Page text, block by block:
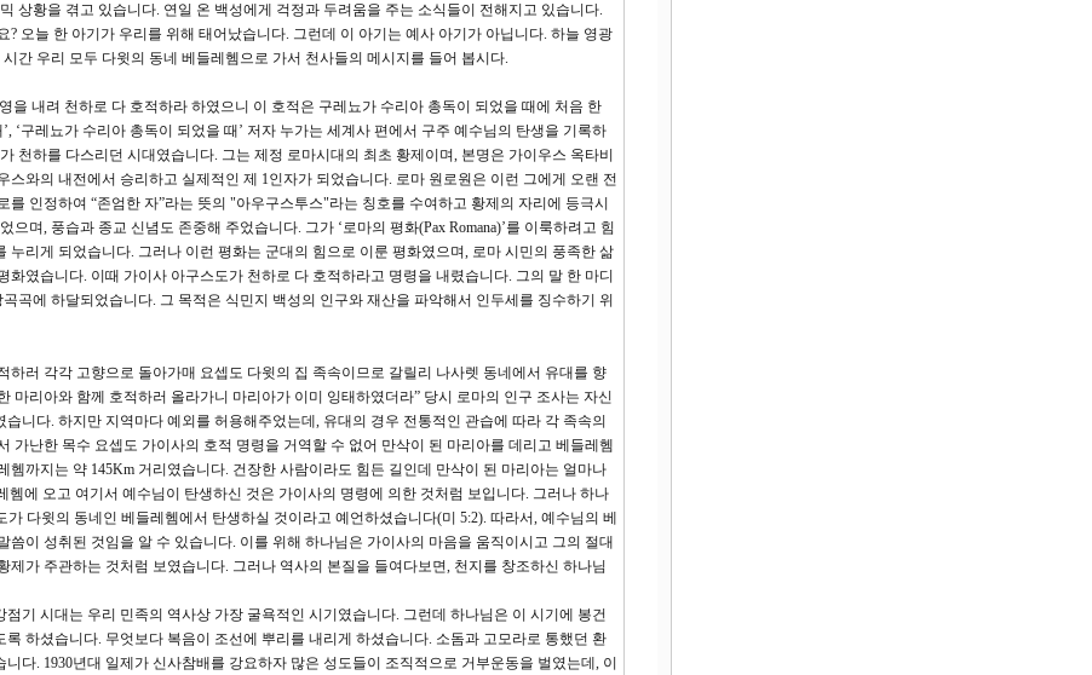
상황을 겪고 있습니다. 연일 온 백성에게 걱정과 두려움을 주는 소식들이 전해지고 있습니다.
? 오늘 한 아기가 우리를 위해 태어났습니다. 그런데 이 아기는 예사 아기가 아닙니다. 하늘 영광
간 우리 모두 다윗의 동네 베들레헴으로 가서 천사들의 메시지를 들어 봅시다.
을 내려 천하로 다 호적하라 하였으니 이 호적은 구레뇨가 수리아 총독이 되었을 때에 처음 한
‘구레뇨가 수리아 총독이 되었을 때’ 저자 누가는 세계사 편에서 구주 예수님의 탄생을 기록하
천하를 다스리던 시대였습니다. 그는 제정 로마시대의 최초 황제이며, 본명은 가이우스 옥타비
스와의 내전에서 승리하고 실제적인 제 1인자가 되었습니다. 로마 원로원은 이런 그에게 오랜 전
인정하여 “존엄한 자”라는 뜻의 "아우구스투스"라는 칭호를 수여하고 황제의 자리에 등극시
며, 풍습과 종교 신념도 존중해 주었습니다. 그가 ‘로마의 평화(Pax Romana)’를 이룩하려고 힘
누리게 되었습니다. 그러나 이런 평화는 군대의 힘으로 이룬 평화였으며, 로마 시민의 풍족한 삶
였습니다. 이때 가이사 아구스도가 천하로 다 호적하라고 명령을 내렸습니다. 그의 말 한 마디
곡에 하달되었습니다. 그 목적은 식민지 백성의 인구와 재산을 파악해서 인두세를 징수하기 위
하러 각각 고향으로 돌아가매 요셉도 다윗의 집 족속이므로 갈릴리 나사렛 동네에서 유대를 향
마리아와 함께 호적하러 올라가니 마리아가 이미 잉태하였더라” 당시 로마의 인구 조사는 자신
니다. 하지만 지역마다 예외를 허용해주었는데, 유대의 경우 전통적인 관습에 따라 각 족속의
가난한 목수 요셉도 가이사의 호적 명령을 거역할 수 없어 만삭이 된 마리아를 데리고 베들레헴
헴까지는 약 145Km 거리였습니다. 건장한 사람이라도 힘든 길인데 만삭이 된 마리아는 얼마나
헴에 오고 여기서 예수님이 탄생하신 것은 가이사의 명령에 의한 것처럼 보입니다. 그러나 하나
다윗의 동네인 베들레헴에서 탄생하실 것이라고 예언하셨습니다(미 5:2). 따라서, 예수님의 베
씀이 성취된 것임을 알 수 있습니다. 이를 위해 하나님은 가이사의 마음을 움직이시고 그의 절대
제가 주관하는 것처럼 보였습니다. 그러나 역사의 본질을 들여다보면, 천지를 창조하신 하나님
기 시대는 우리 민족의 역사상 가장 굴욕적인 시기였습니다. 그런데 하나님은 이 시기에 봉건
하셨습니다. 무엇보다 복음이 조선에 뿌리를 내리게 하셨습니다. 소돔과 고모라로 통했던 환
다. 1930년대 일제가 신사참배를 강요하자 많은 성도들이 조직적으로 거부운동을 벌였는데, 이